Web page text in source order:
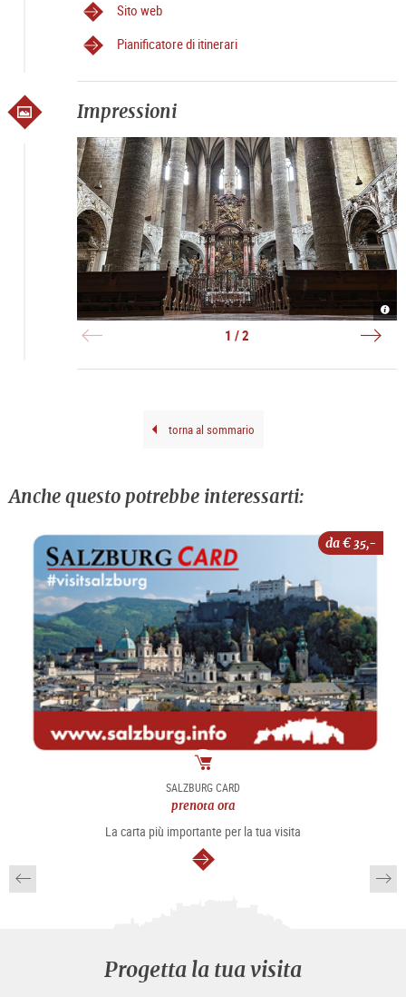
Sito web
Pianificatore di itinerari
Impressioni
||
1 / 2
torna al sommario
Anche questo potrebbe interessarti:
da €35,-
Pacchetto
SALZBURG CARD
prenota ora
La carta più importante per la tua visita
segue
Progetta la tua visita